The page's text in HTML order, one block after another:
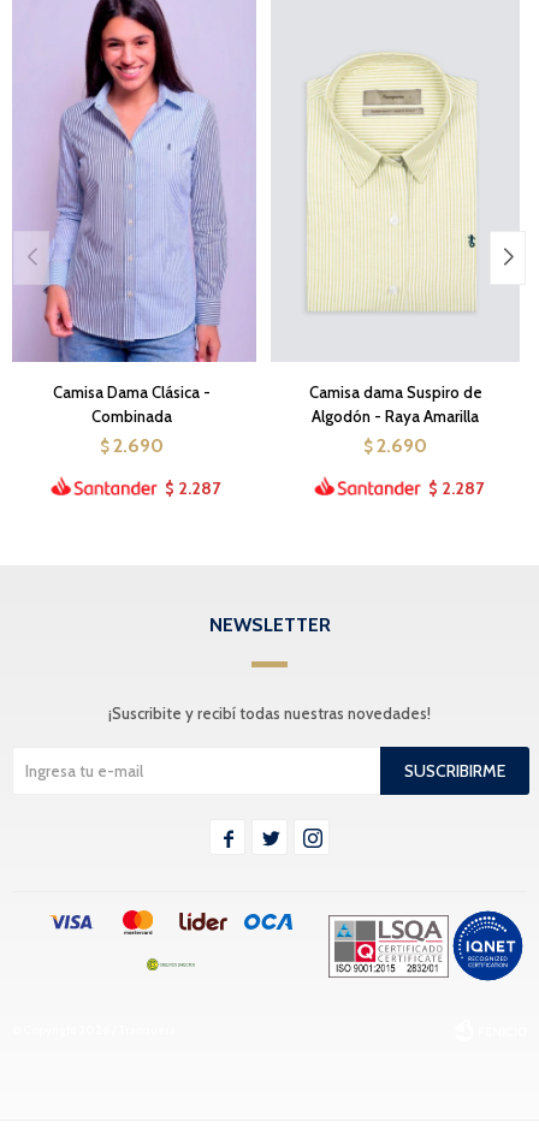
Camisa Dama Clásica -
Combinada
$ 2.690
$ 2.287
Camisa dama Suspiro de
Algodón - Raya Amarilla
$ 2.690
$ 2.287
NEWSLETTER
¡Suscribite y recibí todas nuestras novedades!
SUSCRIBIRME
  